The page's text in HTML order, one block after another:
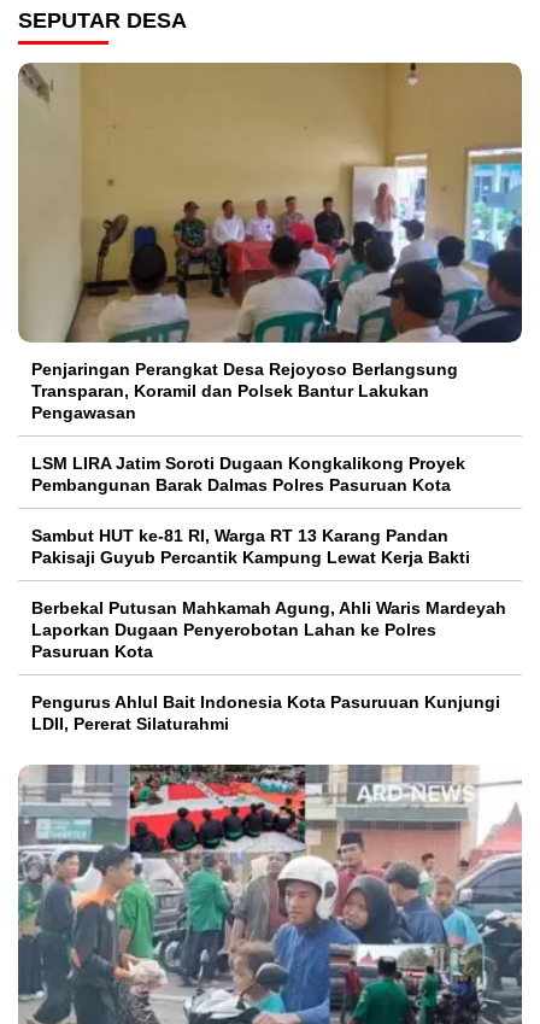
SEPUTAR DESA
Penjaringan Perangkat Desa Rejoyoso Berlangsung
Transparan, Koramil dan Polsek Bantur Lakukan
Pengawasan
LSM LIRA Jatim Soroti Dugaan Kongkalikong Proyek
Pembangunan Barak Dalmas Polres Pasuruan Kota
Sambut HUT ke-81 RI, Warga RT 13 Karang Pandan
Pakisaji Guyub Percantik Kampung Lewat Kerja Bakti
Berbekal Putusan Mahkamah Agung, Ahli Waris Mardeyah
Laporkan Dugaan Penyerobotan Lahan ke Polres
Pasuruan Kota
Pengurus Ahlul Bait Indonesia Kota Pasuruuan Kunjungi
LDII, Pererat Silaturahmi